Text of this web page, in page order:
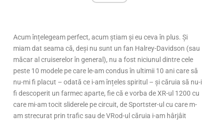
Acum înțelegeam perfect, acum știam și eu ceva în plus. Și
miam dat seama că, deși nu sunt un fan Halrey-Davidson (sau
măcar al cruiserelor în general), nu a fost niciunul dintre cele
peste 10 modele pe care le-am condus în ultimii 10 ani care să
nu-mi fi placut – odată ce i-am înțeles spiritul – și căruia să nu-i
fi descoperit un farmec aparte, fie că e vorba de XR-ul 1200 cu
care mi-am tocit sliderele pe circuit, de Sportster-ul cu care m-
am strecurat prin trafic sau de VRod-ul căruia i-am hârjâit